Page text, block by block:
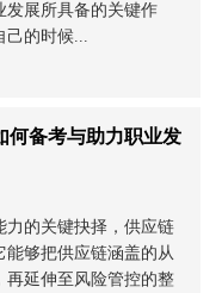
发展所具备的关键作
己的时候...
何备考与助力职业发
力的关键抉择，供应链
够把供应链涵盖的从
再延伸至风险管控的整